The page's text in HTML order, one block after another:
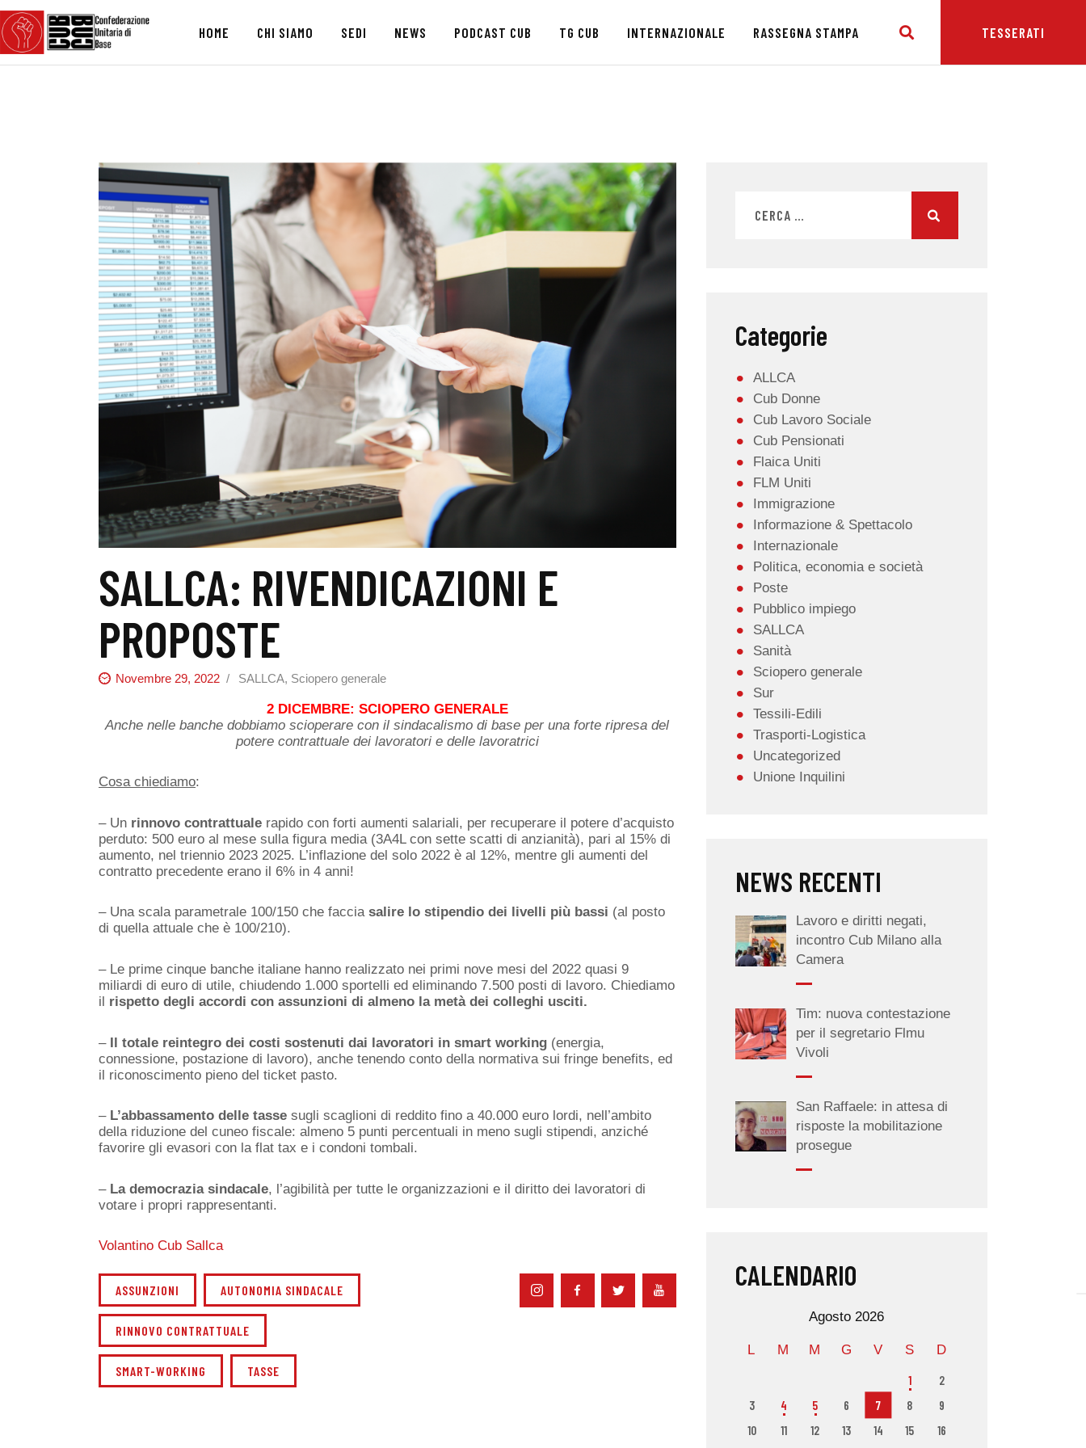
HOME CHI SIAMO SEDI NEWS PODCAST CUB TG CUB INTERNAZIONALE RASSEGNA STAMPA TESSERATI
HOME
CHI SIAMO
NEWS
PODCAST CUB
TG CUB
INTERNAZIONALE
RASSEGNA STAMPA
SALLCA: RIVENDICAZIONI E
PROPOSTE
Novembre 29, 2022 SALLCA, Sciopero generale
2 DICEMBRE: SCIOPERO GENERALE
Anche nelle banche dobbiamo scioperare con il sindacalismo di base per una forte ripresa del
potere contrattuale dei lavoratori e delle lavoratrici
Cosa chiediamo:
– Un rinnovo contrattuale rapido con forti aumenti salariali, per recuperare il potere d’acquisto
perduto: 500 euro al mese sulla figura media (3A4L con sette scatti di anzianità), pari al 15% di
aumento, nel triennio 2023 2025. L’inflazione del solo 2022 è al 12%, mentre gli aumenti del
contratto precedente erano il 6% in 4 anni!
– Una scala parametrale 100/150 che faccia salire lo stipendio dei livelli più bassi (al posto
di quella attuale che è 100/210).
– Le prime cinque banche italiane hanno realizzato nei primi nove mesi del 2022 quasi 9
miliardi di euro di utile, chiudendo 1.000 sportelli ed eliminando 7.500 posti di lavoro. Chiediamo
il rispetto degli accordi con assunzioni di almeno la metà dei colleghi usciti.
– Il totale reintegro dei costi sostenuti dai lavoratori in smart working (energia,
connessione, postazione di lavoro), anche tenendo conto della normativa sui fringe benefits, ed
il riconoscimento pieno del ticket pasto.
– L’abbassamento delle tasse sugli scaglioni di reddito fino a 40.000 euro lordi, nell’ambito
della riduzione del cuneo fiscale: almeno 5 punti percentuali in meno sugli stipendi, anziché
favorire gli evasori con la flat tax e i condoni tombali.
– La democrazia sindacale, l’agibilità per tutte le organizzazioni e il diritto dei lavoratori di
votare i propri rappresentanti.
Volantino Cub Sallca
ASSUNZIONI AUTONOMIA SINDACALE
RINNOVO CONTRATTUALE
SMART-WORKING TASSE
Categorie
ALLCA
Cub Donne
Cub Lavoro Sociale
Cub Pensionati
Flaica Uniti
FLM Uniti
Immigrazione
Informazione & Spettacolo
Internazionale
Politica, economia e società
Poste
Pubblico impiego
SALLCA
Sanità
Sciopero generale
Sur
Tessili-Edili
Trasporti-Logistica
Uncategorized
Unione Inquilini
NEWS RECENTI
Lavoro e diritti negati,
incontro Cub Milano alla
Camera
Tim: nuova contestazione
per il segretario Flmu
Vivoli
San Raffaele: in attesa di
risposte la mobilitazione
prosegue
CALENDARIO
Agosto 2026
L M M G V S D
1
2
3
4 5 6 7 8
9
10
11 12 13 14 15
16